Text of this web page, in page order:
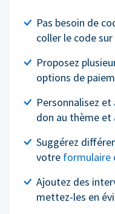
Pas besoin de
coller le code sur
Proposez
options de
Personnalisez
don au thème et
Suggérez
votre formulaire
Ajoutez des
mettez-les en